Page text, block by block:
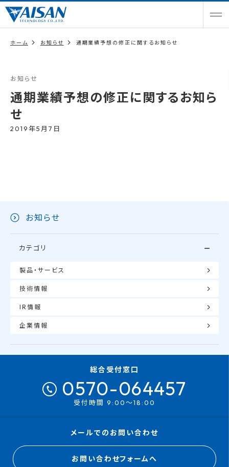
ホーム お知らせ 通期業績予想の修正に関するお知らせ
お知らせ
通期業績予想の修正に関するお知ら
せ
2019年5月7日
お知らせ
カテゴリ
製品・サービス
技術情報
IR情報
企業情報
総合受付窓口
0570-064457
受付時間 9:00～18:00
メールでのお問い合わせ
お問い合わせフォームへ